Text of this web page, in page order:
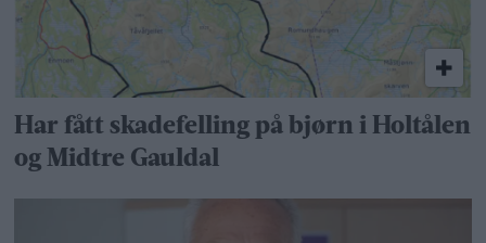
Har fått skadefelling på bjørn i Holtålen
og Midtre Gauldal